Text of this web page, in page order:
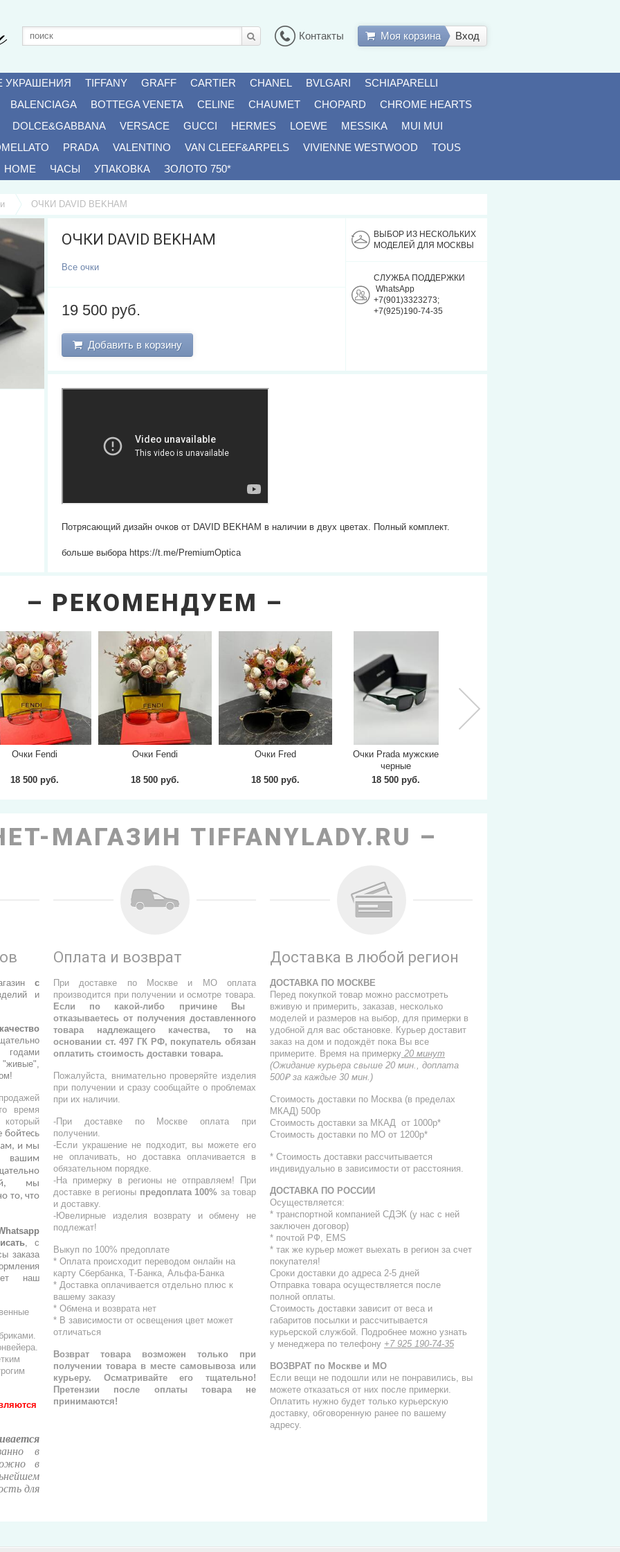
Контакты Моя корзина Вход
УКРАШЕНИЯ TIFFANY GRAFF CARTIER CHANEL BVLGARI
SCHIAPARELLI
BALENCIAGA BOTTEGA VENETA CELINE CHAUMET CHOPARD
CHROME HEARTS
DOLCE&GABBANA VERSACE GUCCI HERMES LOEWE MESSIKA
MUI MUI
PRADA VALENTINO VAN CLEEF&ARPELS VIVIENNE WESTWOOD
TOUS
HOME ЧАСЫ УПАКОВКА ЗОЛОТО 750*
ОЧКИ DAVID BEKHAM
ОЧКИ DAVID BEKHAM
Все Очки
19 500 руб.
Добавить в корзину
ВЫБОР ИЗ НЕСКОЛЬКИХ
МОДЕЛЕЙ ДЛЯ МОСКВЫ
СЛУЖБА ПОДДЕРЖКИ
WhatsApp
+7(901)3323273;
+7(925)190-74-35
Потрясающий дизайн очков от DAVID BEKHAM в наличии в двух цветах. Полный комплект.
больше выбора https://t.me/PremiumOptica
РЕКОМЕНДУЕМ
Очки Fendi
18 500 руб.
Очки Fendi
18 500 руб.
Очки Fred
18 500 руб.
Очки Prada мужские
черные
18 500 руб.
next
МАГАЗИН TIFFANYLADY.RU
с
и
качество
время
который
бойтесь
и мы
вашим
мы
то, что
, с
заказа
наш
в
в
для
Оплата и возврат
При доставке по Москве и МО оплата
производится при получении и осмотре товара.
Если по какой-либо причине Вы
отказываетесь от получения доставленного
товара надлежащего качества, то на
основании ст. 497 ГК РФ, покупатель обязан
оплатить стоимость доставки товара.
Пожалуйста, внимательно проверяйте изделия
при получении и сразу сообщайте о проблемах
при их наличии.
-При доставке по Москве оплата при
получении.
-Если украшение не подходит, вы можете его
не оплачивать, но доставка оплачивается в
обязательном порядке.
-На примерку в регионы не отправляем! При
доставке в регионы предоплата 100% за товар
и доставку.
-Ювелирные изделия возврату и обмену не
подлежат!
Выкуп по 100% предоплате
* Оплата происходит переводом онлайн на
карту Сбербанка, Т-Банка, Альфа-Банка
* Доставка оплачивается отдельно плюс к
вашему заказу
* Обмена и возврата нет
* В зависимости от освещения цвет может
отличаться
Возврат товара возможен только при
получении товара в месте самовывоза или
курьеру. Осматривайте его тщательно!
Претензии после оплаты товара не
принимаются!
Доставка в любой регион
ДОСТАВКА ПО МОСКВЕ
Перед покупкой товар можно рассмотреть
вживую и примерить, заказав, несколько
моделей и размеров на выбор, для примерки в
удобной для вас обстановке. Курьер доставит
заказ на дом и подождёт пока Вы все
примерите. Время на примерку 20 минут
(Ожидание курьера свыше 20 мин., доплата
500₽ за каждые 30 мин.)
Стоимость доставки по Москва (в пределах
МКАД) 500р
Стоимость доставки за МКАД от 1000р*
Стоимость доставки по МО от 1200р*
* Стоимость доставки рассчитывается
индивидуально в зависимости от расстояния.
ДОСТАВКА ПО РОССИИ
Осуществляется:
* транспортной компанией СДЭК (у нас с ней
заключен договор)
* почтой РФ, EMS
* ⁠так же курьер может выехать в регион за счет
покупателя!
Сроки доставки до адреса 2-5 дней
Отправка товара осуществляется после
полной оплаты.
Стоимость доставки зависит от веса и
габаритов посылки и рассчитывается
курьерской службой. Подробнее можно узнать
у менеджера по телефону +7 925 190-74-35
ВОЗВРАТ по Москве и МО
Если вещи не подошли или не понравились, вы
можете отказаться от них после примерки.
Оплатить нужно будет только курьерскую
доставку, обговоренную ранее по вашему
адресу.